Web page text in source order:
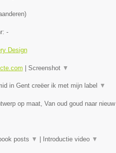
)
-
Design
Screenshot ▼
in Gent creëer ik met mijn label ▼
op maat, Van oud goud naar nieuw
posts ▼ Introductie video ▼